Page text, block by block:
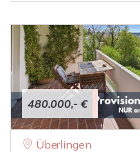
480.000,- €
Überlingen